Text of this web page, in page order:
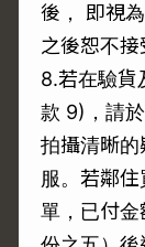
後， 即視
之後恕不接
8.若在驗貨
款 9)，請
拍攝清晰
服。若鄰
單，已付